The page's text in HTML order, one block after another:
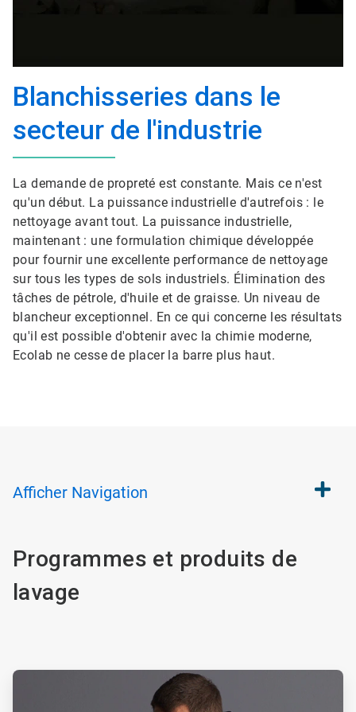
Blanchisseries dans le
secteur de l'industrie
La demande de propreté est constante. Mais ce n'est
qu'un début. La puissance industrielle d'autrefois : le
nettoyage avant tout. La puissance industrielle,
maintenant : une formulation chimique développée
pour fournir une excellente performance de nettoyage
sur tous les types de sols industriels. Élimination des
tâches de pétrole, d'huile et de graisse. Un niveau de
blancheur exceptionnel. En ce qui concerne les résultats
qu'il est possible d'obtenir avec la chimie moderne,
Ecolab ne cesse de placer la barre plus haut.
Afficher Navigation
Programmes et produits de
lavage
ArticleTile